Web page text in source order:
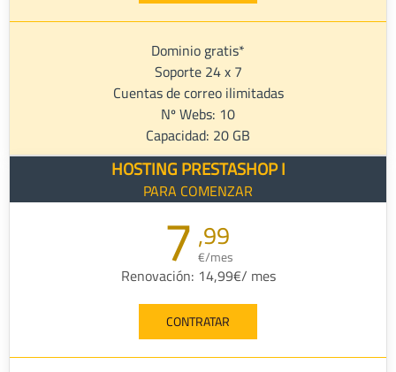
Dominio gratis*
Soporte 24 x 7
Cuentas de correo ilimitadas
Nº Webs: 10
Capacidad: 20 GB
HOSTING PRESTASHOP I
PARA COMENZAR
7 ,99
€/mes
Renovación: 14,99€/ mes
CONTRATAR